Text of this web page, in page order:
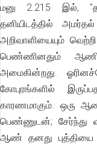
மனு 2.215 இல்,
தனியிடத்தில்
அறிவாளியையும்
பெண்ணினதும்
அமைகின்றது.
கோபுரங்களில்
காரணமாகும். ஒரு
பெண்ணுடன்; சேர்ந்து
ஆண் தனது